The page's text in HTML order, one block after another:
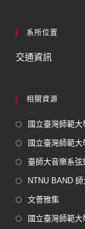
系所位置
交通資訊
相關資源
國立臺灣師範大
國立臺灣師範
臺師大音樂系弦
NTNU BAND
文薈雅集
國立臺灣師範